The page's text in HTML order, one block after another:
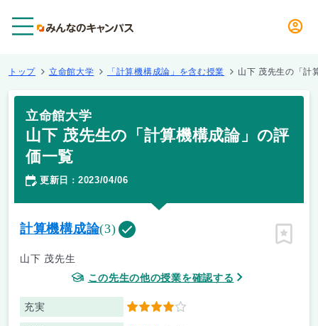
トップ 立命館大学 「計算機構成論」を含む授業 山下 茂先生の「計
立命館大学
山下 茂先生の「計算機構成論」の評
価一覧
更新日 ： 2023/04/06
計算機構成論(3)
山下 茂先生
この先生の他の授業を確認する
充実 4
ピン留